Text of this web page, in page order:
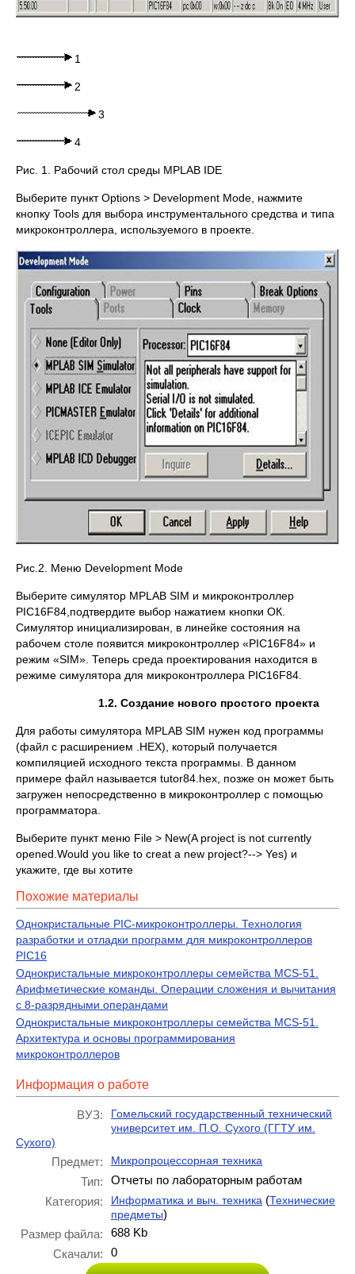
1
2
3
4
Рис. 1. Рабочий стол среды MPLAB IDE
Выберите пункт Options > Development Mode, нажмите
кнопку Tools для выбора инструментального средства и типа
микроконтроллера, используемого в проекте.
Рис.2. Меню Development Mode
Выберите симулятор MPLAB SIM и микроконтроллер
PIC16F84,подтвердите выбор нажатием кнопки ОК.
Симулятор инициализирован, в линейке состояния на
рабочем столе появится микроконтроллер «PIC16F84» и
режим «SIM». Теперь среда проектирования находится в
режиме симулятора для микроконтроллера PIC16F84.
1.2. Создание нового простого проекта
Для работы симулятора MPLAB SIM нужен код программы
(файл с расширением .HEX), который получается
компиляцией исходного текста программы. В данном
примере файл называется tutor84.hex, позже он может быть
загружен непосредственно в микроконтроллер с помощью
программатора.
Выберите пункт меню File > New(A project is not currently
opened.Would you like to creat a new project?--> Yes) и
укажите, где вы хотите
Похожие материалы
Однокристальные PIC-микроконтроллеры. Технология
разработки и отладки программ для микроконтроллеров
PIC16
Однокристальные микроконтроллеры семейства MCS-51.
Арифметические команды. Операции сложения и вычитания
с 8-разрядными операндами
Однокристальные микроконтроллеры семейства MCS-51.
Архитектура и основы программирования
микроконтроллеров
Информация о работе
ВУЗ:
Гомельский государственный технический
университет им. П.О. Сухого (ГГТУ им.
Сухого)
Предмет: Микропроцессорная техника
Тип:
Отчеты по лабораторным работам
Категория:
Информатика и выч. техника (Технические
предметы)
Размер файла:
688 Kb
Скачали:
0